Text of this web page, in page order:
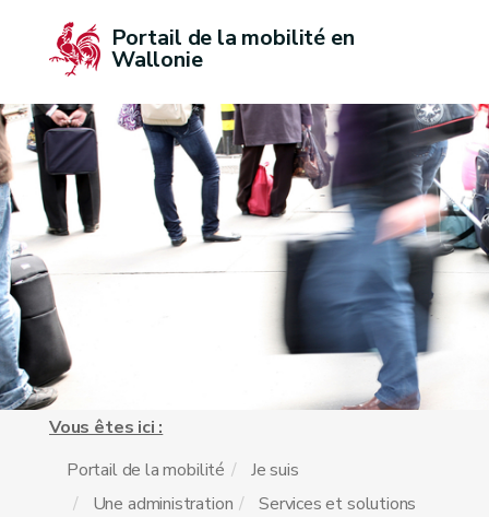
Portail de la mobilité en
Wallonie
Vous êtes ici :
Portail de la mobilité
Je suis
Une administration
Services et solutions